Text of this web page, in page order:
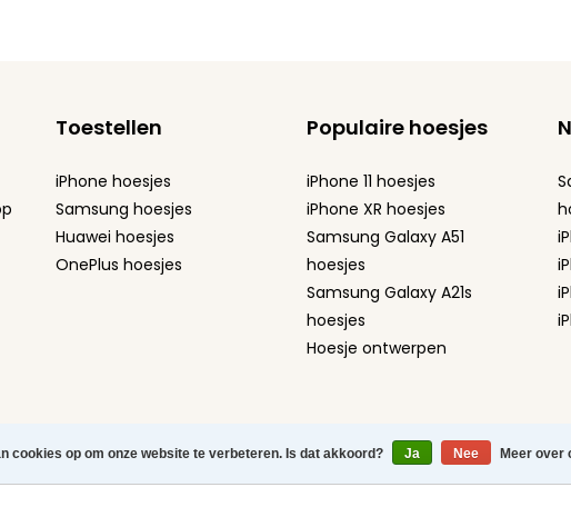
Toestellen
iPhone hoesjes
Samsung hoesjes
Huawei hoesjes
OnePlus hoesjes
Populaire hoesjes
iPhone 11 hoesjes
iPhone XR hoesjes
Samsung Galaxy A51
hoesjes
Samsung Galaxy A21s
hoesjes
Hoesje ontwerpen
Telefoonhoesjes
cookies op om onze website te verbeteren. Is dat akkoord? Ja Nee Meer over